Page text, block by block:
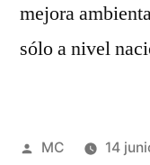
mejora
sólo a nivel
Publicado
MC 14